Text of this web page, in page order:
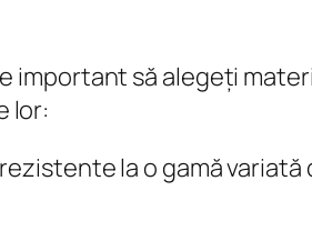
important să alegeți
lor:
la o gamă